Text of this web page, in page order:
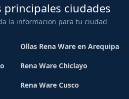
principales ciudades
la informacion para tu ciudad
Ollas Rena Ware en Arequipa
Rena Ware Chiclayo
Rena Ware Cusco